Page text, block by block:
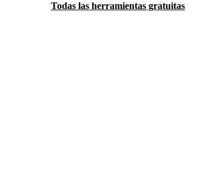
Todas las herramientas gratuitas